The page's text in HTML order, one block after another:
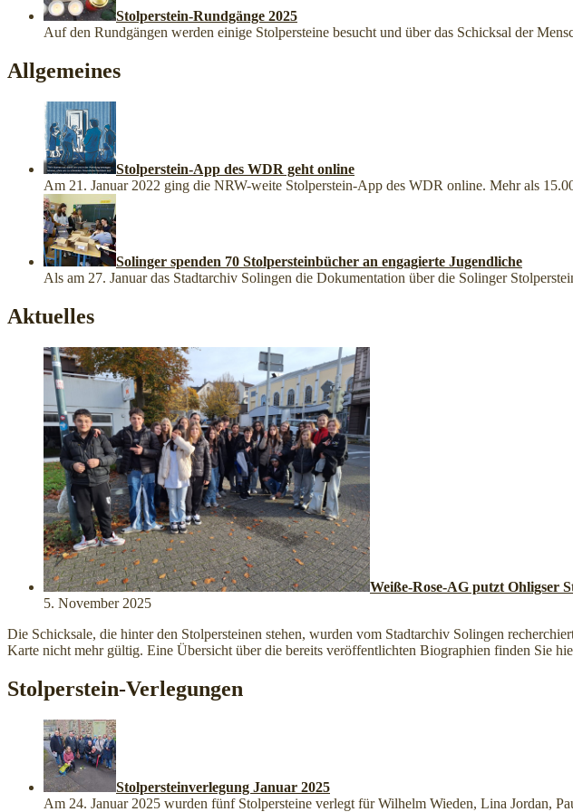
Stolperstein-Rundgänge 2025
Auf den Rundgängen werden einige Stolpersteine besucht und über das Schicksal der
Allgemeines
Stolperstein-App des WDR geht online
Am 21. Januar 2022 ging die NRW-weite Stolperstein-App des WDR online. Mehr als
Solinger spenden 70 Stolpersteinbücher an engagierte Jugendliche
Als am 27. Januar das Stadtarchiv Solingen die Dokumentation über die Solinger
Aktuelles
Weiße-Rose-AG putzt Ohligser
5. November 2025
Die Schicksale, die hinter den Stolpersteinen stehen, wurden vom Stadtarchiv Solingen
Karte nicht mehr gültig. Eine Übersicht über die bereits veröffentlichten Biographien finden Sie
Stolperstein-Verlegungen
Stolpersteinverlegung Januar 2025
Am 24. Januar 2025 wurden fünf Stolpersteine verlegt für Wilhelm Wieden, Lina Jordan,